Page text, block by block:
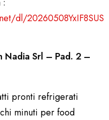
:
dl/20260508YxIF8SUS
Nadia Srl – Pad. 2 –
pronti refrigerati
minuti per food